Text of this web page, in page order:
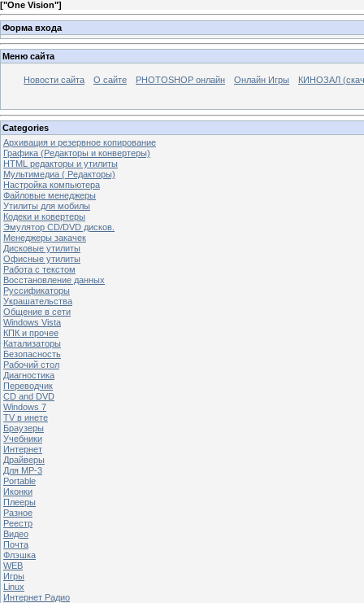
["One Vision"]
Форма входа
Меню сайта
Новости сайта О сайте PHOTOSHOP онлайн Онлайн Игры КИНОЗАЛ
Categories
Архивация и резервное копирование
Графика (Редакторы и конвертеры)
HTML редакторы и утилиты
Мультимедиа ( Редакторы)
Настройка компьютера
Файловые менеджеры
Утилиты для мобилы
Кодеки и ковертеры
Эмулятор CD/DVD дисков.
Менеджеры закачек
Дисковые утилиты
Офисные утилиты
Работа с текстом
Восстановление данных
Руссификаторы
Украшательства
Общение в сети
Windows Vista
КПК и прочее
Катализаторы
Безопасность
Рабочий стол
Диагностика
Переводчик
CD and DVD
Windows 7
TV в инете
Браузеры
Учебники
Интернет
Драйверы
Для MP-3
Portable
Иконки
Плееры
Разное
Реестр
Видео
Почта
Флэшка
WEB
Игры
Linux
Интернет Радио